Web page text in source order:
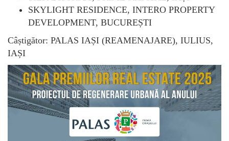
SKYLIGHT RESIDENCE, INTERO PROPERTY
DEVELOPMENT, BUCUREȘTI
Câștigător: PALAS IAȘI (REAMENAJARE), IULIUS,
IAȘI